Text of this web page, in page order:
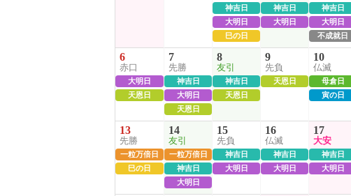
神吉日
大明日
巳の日
神吉日
大明日
神吉日
大明日
不成就日
6
赤口
大明日
天恩日
7
先勝
神吉日
大明日
天恩日
8
友引
神吉日
天恩日
9
先負
天恩日
10
仏滅
母倉日
寅の日
13
先勝
一粒万倍日
巳の日
14
友引
一粒万倍日
神吉日
大明日
15
先負
神吉日
大明日
16
仏滅
神吉日
大明日
17
大安
神吉日
大明日